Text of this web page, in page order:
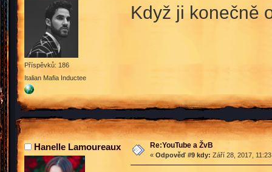
Příspěvků: 186
Italian Mafia Inductee
Když ji konečně
Hanelle Lamoureaux Re:YouTube a ŽvB
« Odpověď #9 kdy: Září 28, 2017,